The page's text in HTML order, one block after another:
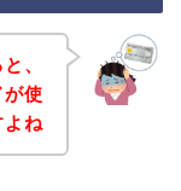
、
が使
よね